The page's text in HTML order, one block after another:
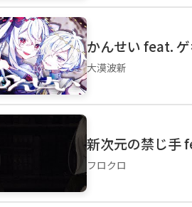
かんせい feat.
大漠波新
新次元の禁じ手
フロクロ